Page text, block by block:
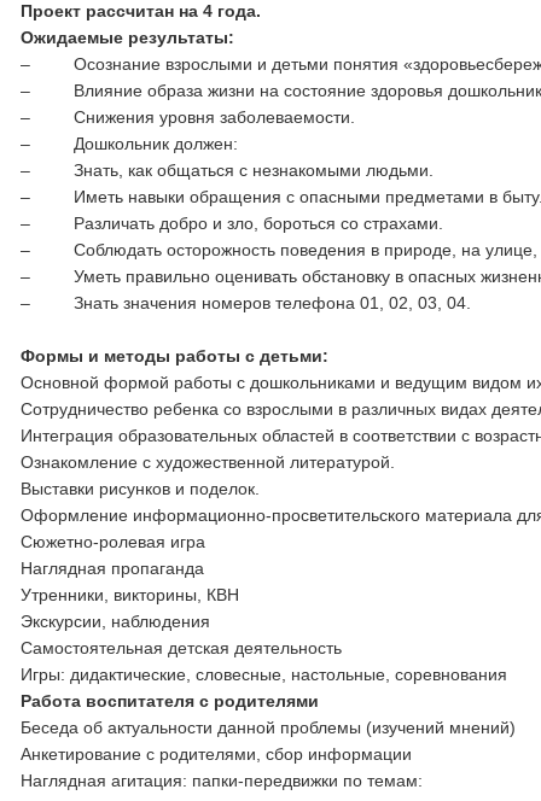
Проект рассчитан на 4 года.
Ожидаемые результаты:
‒ Осознание взрослыми и детьми понятия
‒ Влияние образа жизни на состояние здоровья
‒ Снижения уровня заболеваемости.
‒ Дошкольник должен:
‒ Знать, как общаться с незнакомыми людьми.
‒ Иметь навыки обращения с опасными предметами в
‒ Различать добро и зло, бороться со страхами.
‒ Соблюдать осторожность поведения в природе, на улице,
‒ Уметь правильно оценивать обстановку в опасных
‒ Знать значения номеров телефона 01, 02, 03, 04.
Формы и методы работы с детьми:
Основной формой работы с дошкольниками и ведущим видом их
Сотрудничество ребенка со взрослыми в различных видах
Интеграция образовательных областей в соответствии с
Ознакомление с художественной литературой.
Выставки рисунков и поделок.
Оформление информационно-просветительского материала
Сюжетно-ролевая игра
Наглядная пропаганда
Утренники, викторины, КВН
Экскурсии, наблюдения
Самостоятельная детская деятельность
Игры: дидактические, словесные, настольные, соревнования
Работа воспитателя с родителями
Беседа об актуальности данной проблемы (изучений мнений)
Анкетирование с родителями, сбор информации
Наглядная агитация: папки-передвижки по темам: